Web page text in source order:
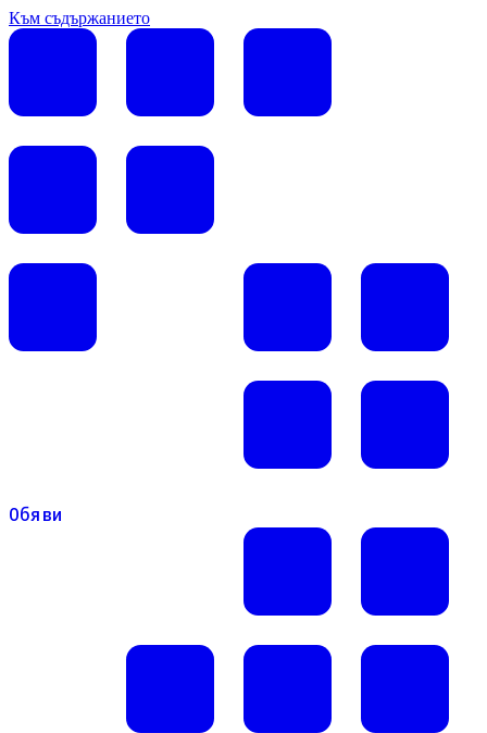
Към съдържанието
Обяви